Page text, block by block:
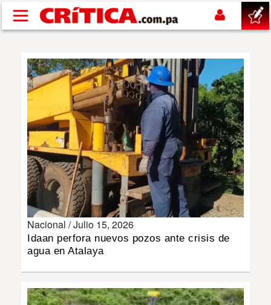
Pasar al contenido principal
SUCESOS
NACIONAL
POLÍTICA
SHOW
DEPORTES
MUNDO
INSÓLITAS
Nacional /Julio 15, 2026
Idaan perfora nuevos pozos ante crisis de
agua en Atalaya